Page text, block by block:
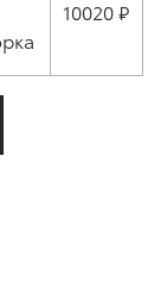
10020 ₽